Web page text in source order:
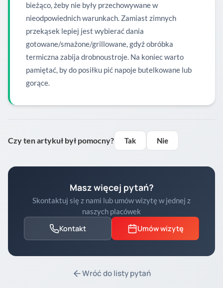
bieżąco, żeby nie były przechowywane w
nieodpowiednich warunkach. Zamiast zimnych
przekąsek lepiej jest wybierać dania
gotowane/smażone/grillowane, gdyż obróbka
termiczna zabija drobnoustroje. Na koniec warto
pamiętać, by do posiłku pić napoje butelkowane lub
gorące.
Czy ten artykuł był pomocny? Tak Nie
Masz więcej pytań?
Skontaktuj się z nami lub umów wizytę w jednej z
naszych placówek
Kontakt Umów wizytę
Wróć do listy pytań